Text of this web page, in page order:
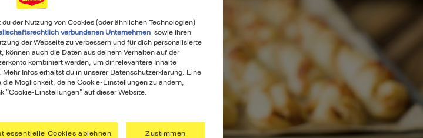
der Nutzung von Cookies (oder ähnlichen Technologien)
verbundenen Unternehmen sowie ihren
der Webseite zu verbessern und für dich personalisierte
können auch die Daten aus deinem Verhalten auf der
kombiniert werden, um dir relevantere Inhalte
Infos erhältst du in unserer Datenschutzerklärung. Eine
Möglichkeit, deine Cookie-Einstellungen zu ändern,
"Cookie-Einstellungen" auf dieser Website.
essentielle Cookies ablehnen Zustimmen